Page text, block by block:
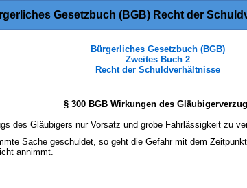
Gesetzbuch (BGB) Recht der
Bürgerliches Gesetzbuch (BGB)
Zweites Buch 2
Recht der Schuldverhältnisse
§ 300 BGB Wirkungen des
des Gläubigers nur Vorsatz und grobe Fahrlässigkeit zu
Sache geschuldet, so geht die Gefahr mit dem
annimmt.